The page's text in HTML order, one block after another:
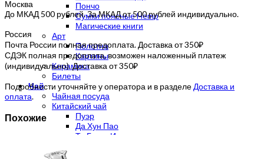
Пончо
Сумки поясные Hemp
Магические книги
Арт
Полотна
Картины
Керамика
Билеты
Чай
Чайная посуда
Китайский чай
Пуэр
Да Хун Пао
Те Гуань Инь
Москва
До МКАД 500 рублей. За МКАД от 500 рублей индивидуально.
Россия
Почта России полная предоплата. Доставка от 350₽
СДЭК полная предоплата, возможен наложенный платеж
(индивидуально). Доставка от 350₽
Подробности уточняйте у оператора и в разделе Доставка и
оплата.
Похожие